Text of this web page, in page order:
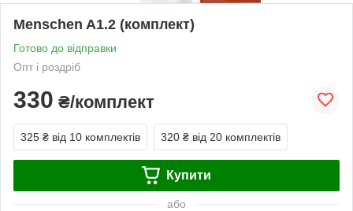
Menschen A1.2 (комплект)
Готово до відправки
Опт і роздріб
330 ₴/комплект
325 ₴ від 10 комплектів 320 ₴ від 20 комплектів
Купити
або